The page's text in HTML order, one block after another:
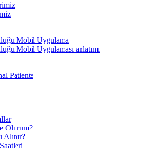
Mobil Uygulama
Mobil Uygulaması anlatımı
Patients
Olurum?
Alınır?